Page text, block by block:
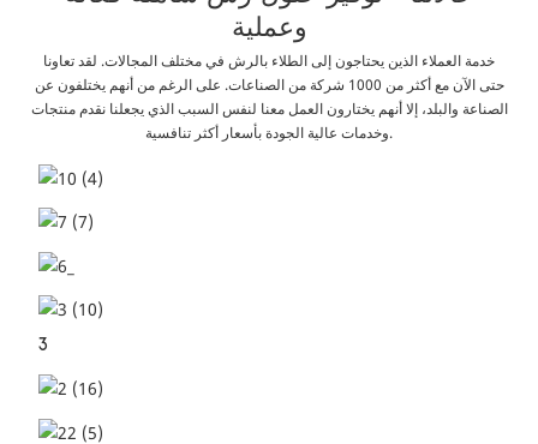
وعملية
خدمة العملاء الذين يحتاجون إلى الطلاء بالرش في مختلف المجالات. لقد تعاونا
حتى الآن مع أكثر من 1000 شركة من الصناعات. على الرغم من أنهم يختلفون عن
الصناعة والبلد، إلا أنهم يختارون العمل معنا لنفس السبب الذي يجعلنا نقدم منتجات
وخدمات عالية الجودة بأسعار أكثر تنافسية.
3